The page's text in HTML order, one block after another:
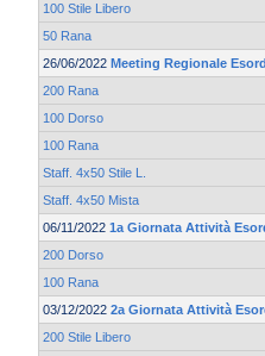
100 Stile Libero
50 Rana
26/06/2022 Meeting Regionale
200 Rana
100 Dorso
100 Rana
Staff. 4x50 Stile L.
Staff. 4x50 Mista
06/11/2022 1a Giornata Attività
200 Dorso
100 Rana
03/12/2022 2a Giornata Attività
200 Stile Libero